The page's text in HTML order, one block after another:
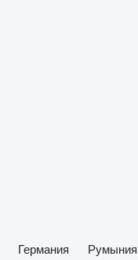
Германия
Румыния